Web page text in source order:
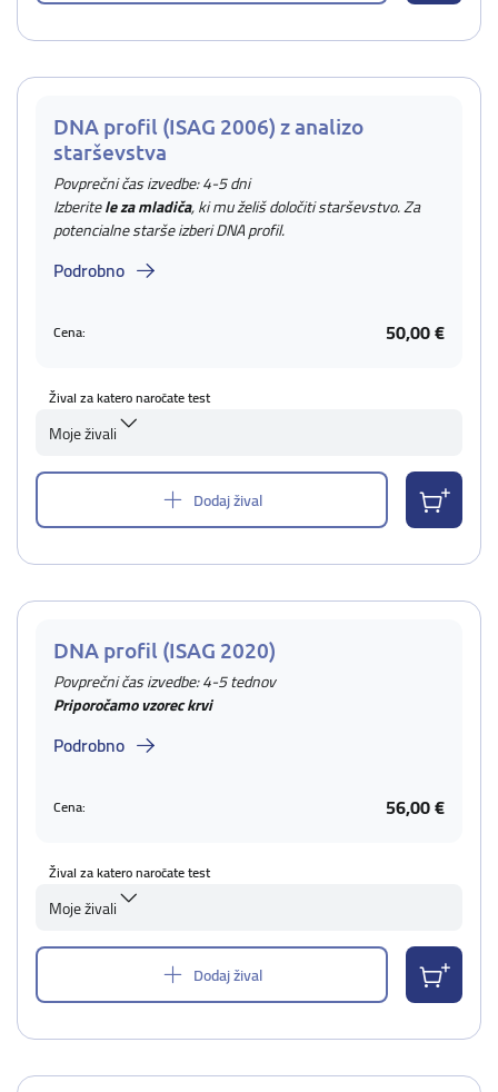
DNA profil (ISAG 2006) z analizo
starševstva
Povprečni čas izvedbe: 4-5 dni
Izberitele za mladiča, ki mu želiš določiti starševstvo. Za
potencialne starše izberi DNA profil.
Podrobno
Cena: 50,00 €
Žival za katero naročate test
Moje živali
Dodaj žival
DNA profil (ISAG 2020)
Povprečni čas izvedbe: 4-5 tednov
Priporočamo vzorec krvi
Podrobno
Cena: 56,00 €
Žival za katero naročate test
Moje živali
Dodaj žival